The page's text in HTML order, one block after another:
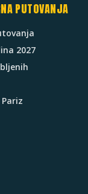
PUTOVANJA
2027